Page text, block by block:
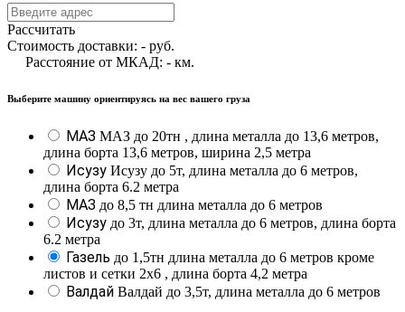
Рассчитать
Стоимость доставки: - руб.
Расстояние от МКАД: - км.
Выберите машину ориентируясь на вес вашего груза
МАЗ МАЗ до 20тн , длина металла до 13,6 метров,
длина борта 13,6 метров, ширина 2,5 метра
Исузу Исузу до 5т, длина металла до 6 метров,
длина борта 6.2 метра
МАЗ до 8,5 тн длина металла до 6 метров
Исузу до 3т, длина металла до 6 метров, длина борта
6.2 метра
Газель до 1,5тн длина металла до 6 метров кроме
листов и сетки 2х6 , длина борта 4,2 метра
Валдай Валдай до 3,5т, длина металла до 6 метров